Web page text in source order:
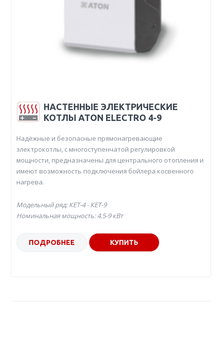
НАСТЕННЫЕ ЭЛЕКТРИЧЕСКИЕ
КОТЛЫ ATON ELECTRO 4-9
Надёжные и безопасные прямонагревающие
электрокотлы, с многоступенчатой регулировкой
мощности, предназначены для центрального отопления и
имеют возможность подключения бойлера косвенного
нагрева.
Модельный ряд: КЕТ-4 - КЕТ-9
Номинальная мощность: 4.5-9 кВт
ПОДРОБНЕЕ КУПИТЬ